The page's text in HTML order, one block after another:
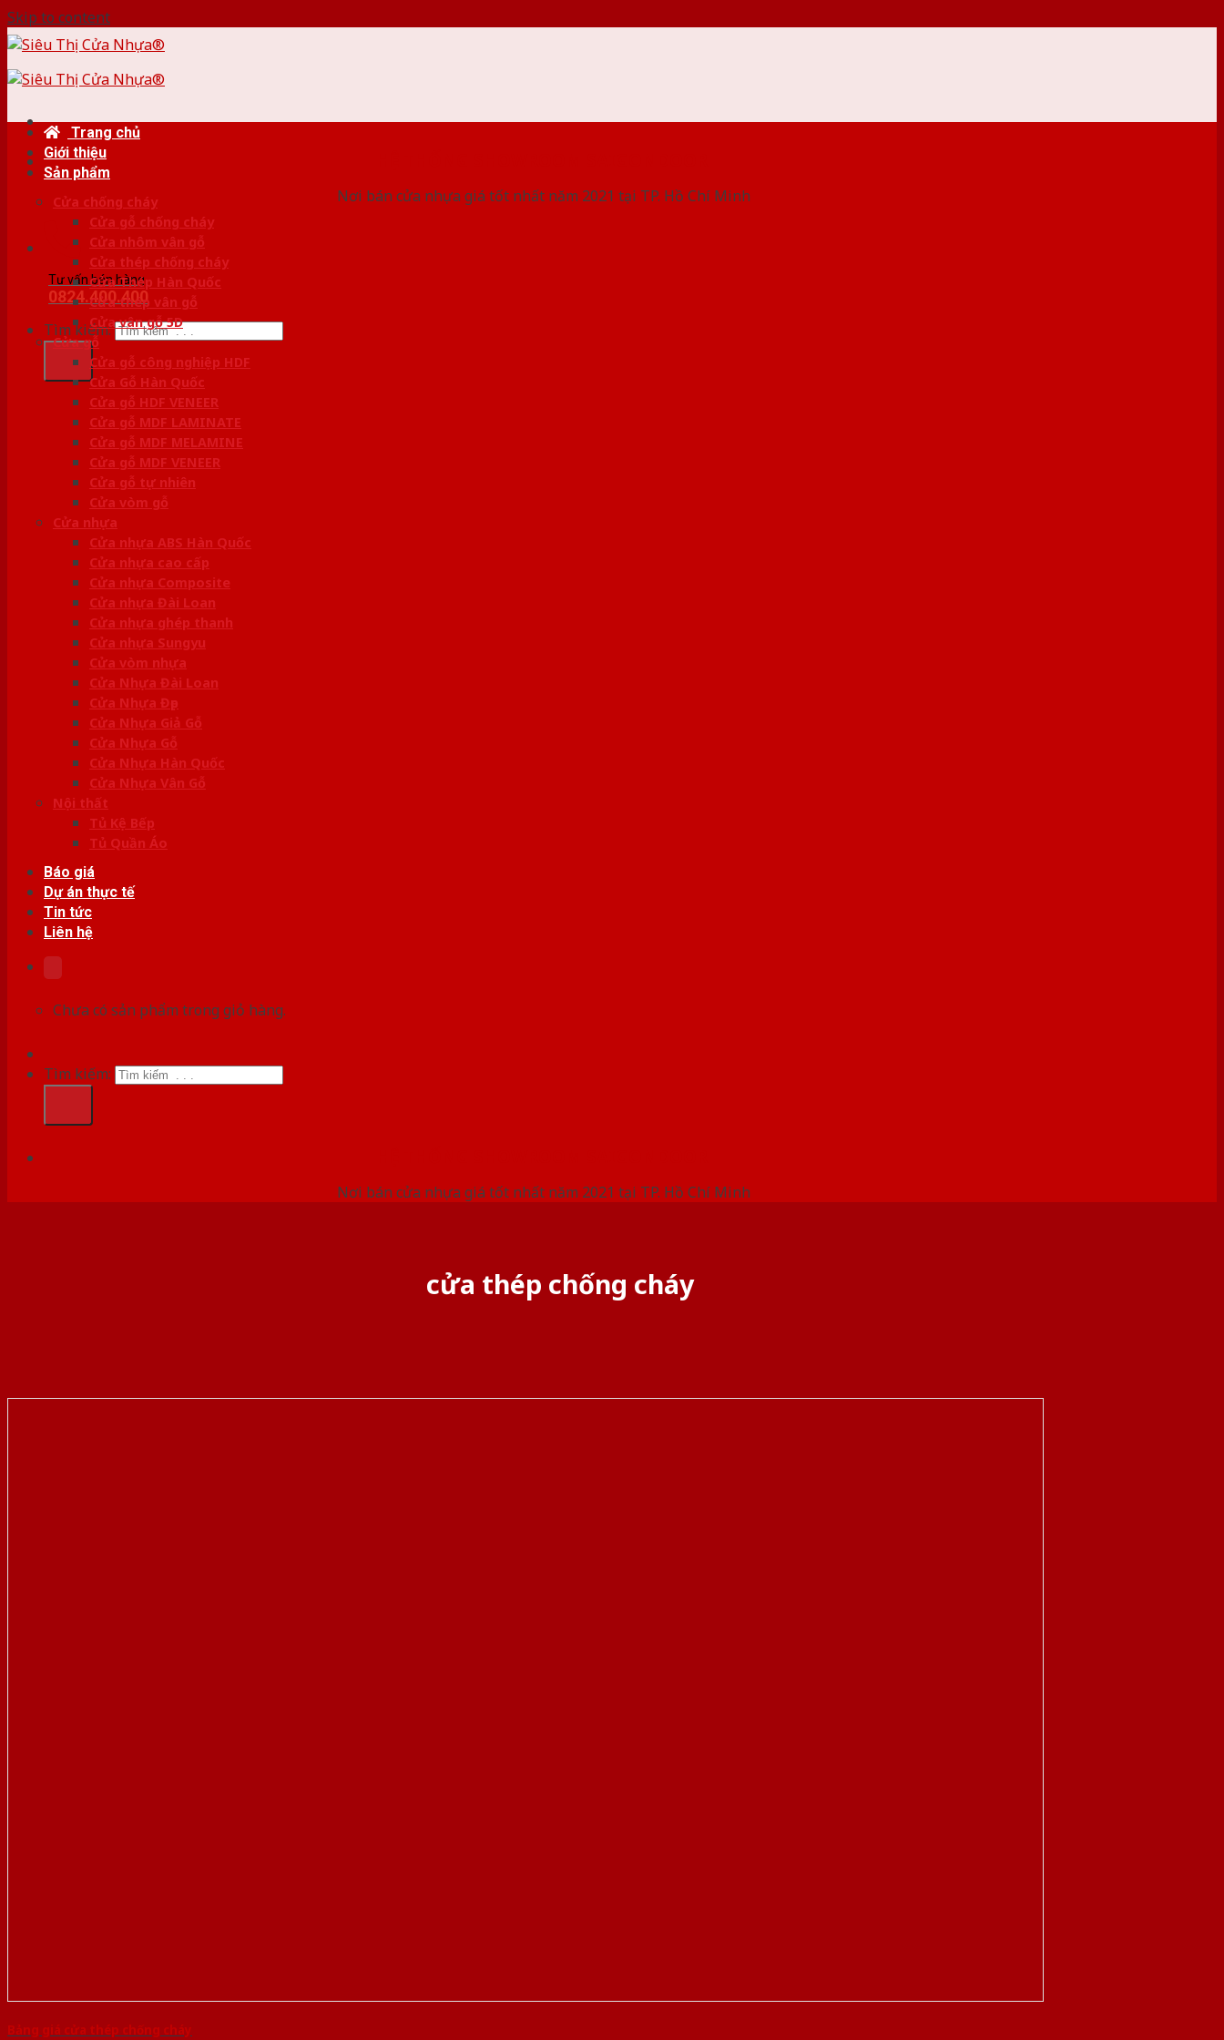
Skip to content
Nơi bán cửa nhựa giá tốt nhất năm 2021 tại TP. Hồ Chí Minh
Tư vấn bán hàng
0824.400.400
Tìm kiếm:
Trang chủ
Giới thiệu
Sản phẩm
Cửa chống cháy
Cửa gỗ chống cháy
Cửa nhôm vân gỗ
Cửa thép chống cháy
Cửa Thép Hàn Quốc
Cửa thép vân gỗ
Cửa vân gỗ 5D
Cửa gỗ
Cửa gỗ công nghiệp HDF
Cửa Gỗ Hàn Quốc
Cửa gỗ HDF VENEER
Cửa gỗ MDF LAMINATE
Cửa gỗ MDF MELAMINE
Cửa gỗ MDF VENEER
Cửa gỗ tự nhiên
Cửa vòm gỗ
Cửa nhựa
Cửa nhựa ABS Hàn Quốc
Cửa nhựa cao cấp
Cửa nhựa Composite
Cửa nhựa Đài Loan
Cửa nhựa ghép thanh
Cửa nhựa Sungyu
Cửa vòm nhựa
Cửa Nhựa Đài Loan
Cửa Nhựa Đẹp
Cửa Nhựa Giả Gỗ
Cửa Nhựa Gỗ
Cửa Nhựa Hàn Quốc
Cửa Nhựa Vân Gỗ
Nội thất
Tủ Kệ Bếp
Tủ Quần Áo
Báo giá
Dự án thực tế
Tin tức
Liên hệ
Chưa có sản phẩm trong giỏ hàng.
Tìm kiếm:
Nơi bán cửa nhựa giá tốt nhất năm 2021 tại TP. Hồ Chí Minh
cửa thép chống cháy
Bảng giá cửa thép chống cháy